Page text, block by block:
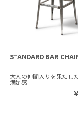
STANDARD BAR
大人の仲間入りを果たし
満足感
￥